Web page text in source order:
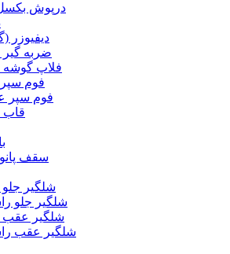
درپوش بکسل
دیفیوزر
ضربه گیر
فلاپ گوشه
فوم
فوم سپر
قاب
سقف
شلگیر
شلگیر جلو
شلگیر
شلگیر عقب